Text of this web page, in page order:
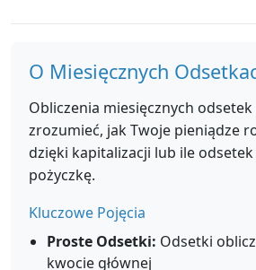
O Miesięcznych
Obliczenia miesięcznych
zrozumieć, jak Twoje pieniądze
dzięki kapitalizacji lub ile odsetek
pożyczkę.
Kluczowe Pojęcia
Proste Odsetki: Odsetki
kwocie głównej